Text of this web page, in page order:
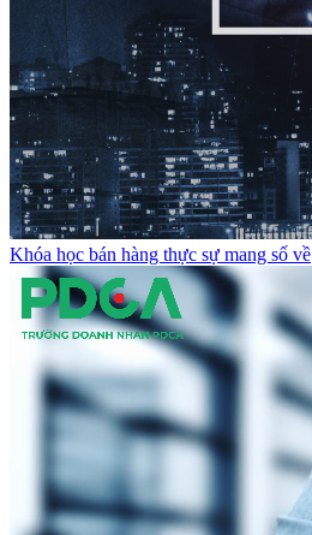
Khóa học bán hàng thực sự mang số về